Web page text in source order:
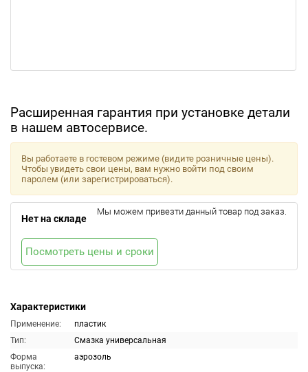
Расширенная гарантия при установке детали
в нашем автосервисе.
Характеристики
Применение:
пластик
Тип:
Смазка универсальная
Форма
выпуска:
аэрозоль
Вы работаете в гостевом режиме (видите розничные цены).
Чтобы увидеть свои цены, вам нужно войти под своим
паролем (или зарегистрироваться).
Нет на складе
Мы можем привезти данный товар под заказ.
Посмотреть цены и сроки